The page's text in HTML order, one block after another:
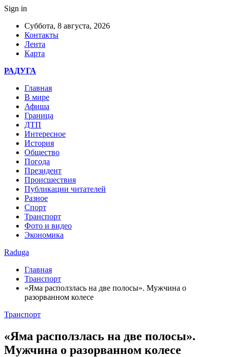
Sign in
Суббота, 8 августа, 2026
Контакты
Лента
Карта
РАДУГА
Главная
В мире
Афиша
Граница
ДТП
Интересное
История
Общество
Погода
Президент
Происшествия
Публикации читателей
Разное
Спорт
Транспорт
Фото и видео
Экономика
Raduga
Главная
Транспорт
«Яма расползлась на две полосы». Мужчина о
разорванном колесе
Транспорт
«Яма расползлась на две полосы».
Мужчина о разорванном колесе